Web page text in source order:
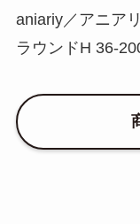
aniariy／アニアリ
ラウンドH 36-